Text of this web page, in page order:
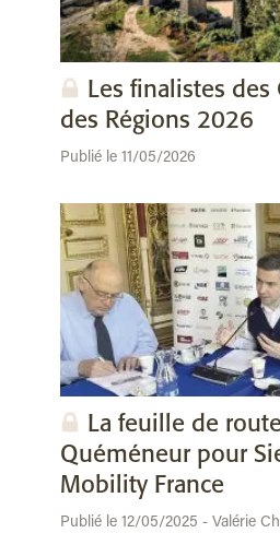
Les finalistes des
des Régions 2026
Publié le 11/05/2026
La feuille de
Quéméneur pour
Mobility France
Publié le 12/05/2025 - Valérie